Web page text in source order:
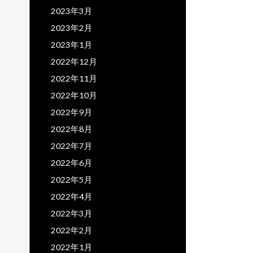
2023年3月
2023年2月
2023年1月
2022年12月
2022年11月
2022年10月
2022年9月
2022年8月
2022年7月
2022年6月
2022年5月
2022年4月
2022年3月
2022年2月
2022年1月